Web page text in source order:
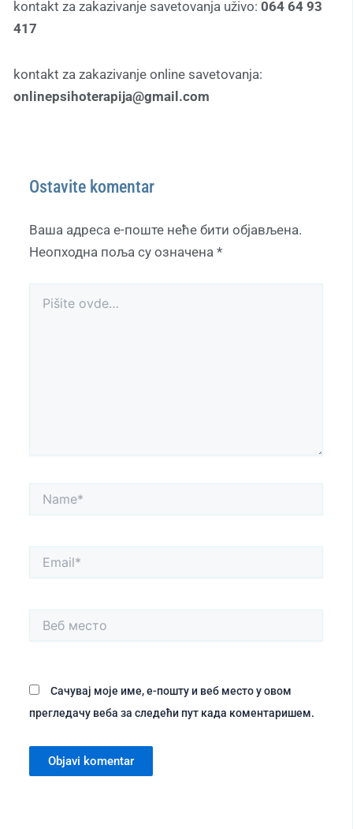
kontakt za zakazivanje savetovanja uživo: 064 64 93
417
kontakt za zakazivanje online savetovanja:
onlinepsihoterapija@gmail.com
Ostavite komentar
Ваша адреса е-поште неће бити објављена.
Неопходна поља су означена *
Name*
Email*
Веб
место
Сачувај моје име, е-пошту и веб место у овом
прегледачу веба за следећи пут када коментаришем.